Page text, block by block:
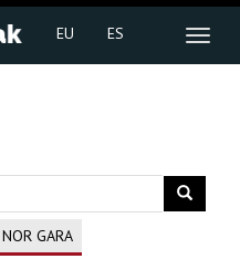
EU ES
NOR GARA